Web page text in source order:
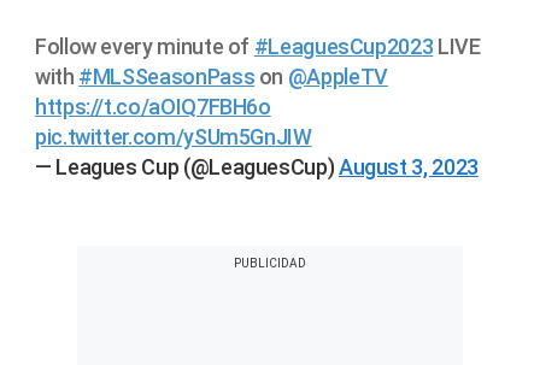
Follow every minute of #LeaguesCup2023 LIVE
with #MLSSeasonPass on @AppleTV
https://t.co/aOIQ7FBH6o
pic.twitter.com/ySUm5GnJIW
— Leagues Cup (@LeaguesCup)August 3, 2023